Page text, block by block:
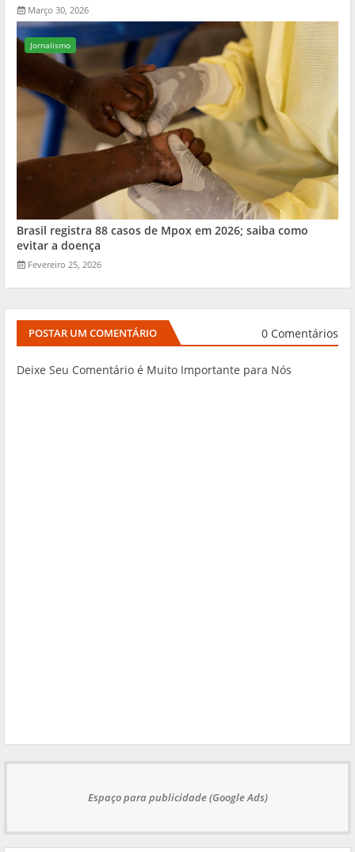
Março 30, 2026
Jornalismo
Brasil registra 88 casos de Mpox em 2026; saiba como
evitar a doença
Fevereiro 25, 2026
POSTAR UM COMENTÁRIO 0 Comentários
Deixe Seu Comentário é Muito Importante para Nós
Espaço para publicidade (Google Ads)